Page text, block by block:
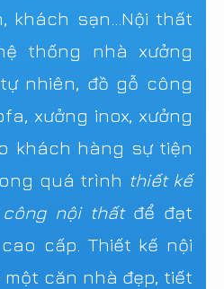
khách sạn...Nội thất
thống nhà xưởng
nhiên, đồ gỗ công
xưởng inox, xưởng
khách hàng sự tiện
quá trình thiết kế
nội thấtđể đạt
cấp. Thiết kế nội
căn nhà đẹp, tiết